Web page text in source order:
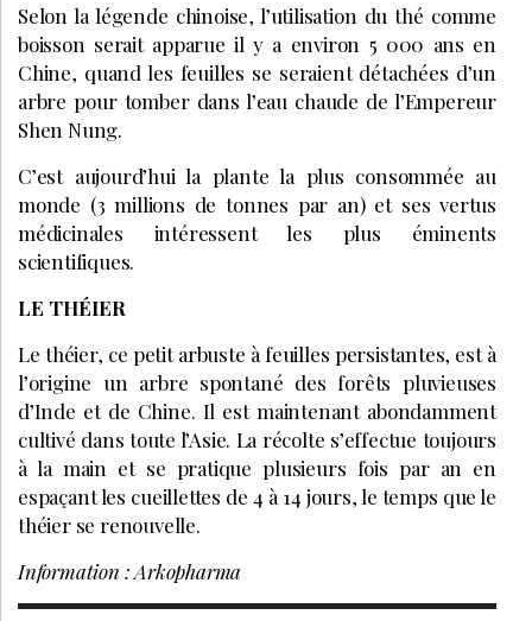
Selon la légende chinoise, l’utilisation du thé comme
boisson serait apparue il y a environ 5 000 ans en
Chine, quand les feuilles se seraient détachées d’un
arbre pour tomber dans l’eau chaude de l’Empereur
Shen Nung.
C’est aujourd’hui la plante la plus consommée au
monde (3 millions de tonnes par an) et ses vertus
médicinales intéressent les plus éminents
scientifiques.
LE THÉIER
Le théier, ce petit arbuste à feuilles persistantes, est à
l’origine un arbre spontané des forêts pluvieuses
d’Inde et de Chine. Il est maintenant abondamment
cultivé dans toute l’Asie. La récolte s’effectue toujours
à la main et se pratique plusieurs fois par an en
espaçant les cueillettes de 4 à 14 jours, le temps que le
théier se renouvelle.
Information : Arkopharma